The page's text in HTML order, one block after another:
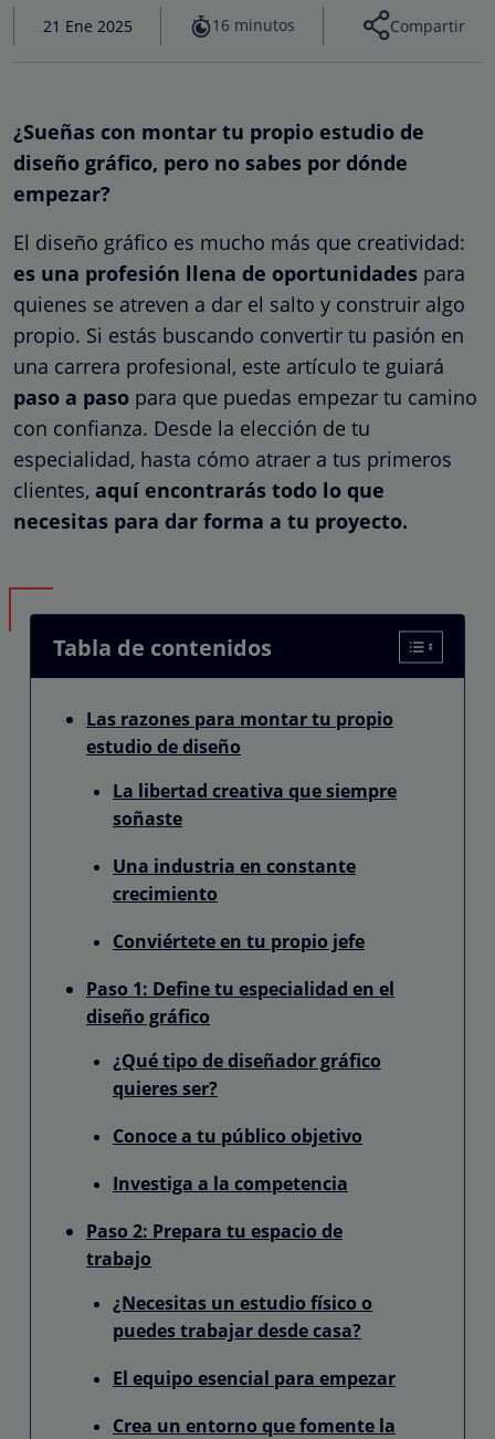
21 Ene 2025 16 minutos Compartir
¿Sueñas con montar tu propio estudio de
diseño gráfico, pero no sabes por dónde
empezar?
El diseño gráfico es mucho más que creatividad:
es una profesión llena de oportunidades para
quienes se atreven a dar el salto y construir algo
propio. Si estás buscando convertir tu pasión en
una carrera profesional, este artículo te guiará
paso a paso para que puedas empezar tu camino
con confianza. Desde la elección de tu
especialidad, hasta cómo atraer a tus primeros
clientes, aquí encontrarás todo lo que
necesitas para dar forma a tu proyecto.
Tabla de contenidos
Las razones para montar tu propio
estudio de diseño
La libertad creativa que siempre
soñaste
Una industria en constante
crecimiento
Conviértete en tu propio jefe
Paso 1: Define tu especialidad en el
diseño gráfico
¿Qué tipo de diseñador gráfico
quieres ser?
Conoce a tu público objetivo
Investiga a la competencia
Paso 2: Prepara tu espacio de
trabajo
¿Necesitas un estudio físico o
puedes trabajar desde casa?
El equipo esencial para empezar
Crea un entorno que fomente la